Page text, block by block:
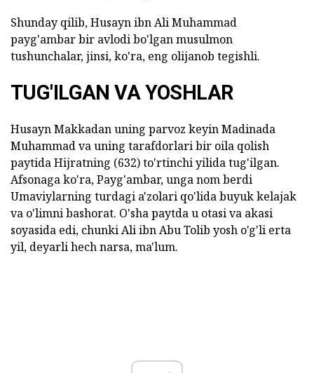
Shunday qilib, Husayn ibn Ali Muhammad
payg'ambar bir avlodi bo'lgan musulmon
tushunchalar, jinsi, ko'ra, eng olijanob tegishli.
TUG'ILGAN VA YOSHLAR
Husayn Makkadan uning parvoz keyin Madinada
Muhammad va uning tarafdorlari bir oila qolish
paytida Hijratning (632) to'rtinchi yilida tug'ilgan.
Afsonaga ko'ra, Payg'ambar, unga nom berdi
Umaviylarning turdagi a'zolari qo'lida buyuk kelajak
va o'limni bashorat. O'sha paytda u otasi va akasi
soyasida edi, chunki Ali ibn Abu Tolib yosh o'g'li erta
yil, deyarli hech narsa, ma'lum.